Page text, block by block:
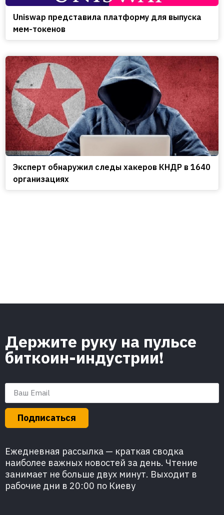
Uniswap представила платформу для выпуска
мем-токенов
Эксперт обнаружил следы хакеров КНДР в 1640
организациях
Держите руку на пульсе
биткоин-индустрии!
Подписаться
Ежедневная рассылка — краткая сводка
наиболее важных новостей за день. Чтение
занимает не больше двух минут. Выходит в
рабочие дни в 20:00 по Киеву